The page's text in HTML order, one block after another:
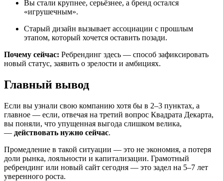
Вы стали крупнее, серьёзнее, а бренд остался
«игрушечным».
Старый дизайн вызывает ассоциации с прошлым
этапом, который хочется оставить позади.
Почему сейчас: Ребрендинг здесь — способ зафиксировать
новый статус, заявить о зрелости и амбициях.
Главный вывод
Если вы узнали свою компанию хотя бы в 2–3 пунктах, а
главное — если, отвечая на третий вопрос Квадрата Декарта,
вы поняли, что упущенная выгода слишком велика,
— действовать нужно сейчас.
Промедление в такой ситуации — это не экономия, а потеря
доли рынка, лояльности и капитализации. Грамотный
ребрендинг или новый сайт сегодня — это задел на 5–7 лет
уверенного роста.